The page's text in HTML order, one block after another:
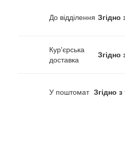
До відділення Згідно
Кур'єрська
доставка
Згідно
У поштомат Згідно